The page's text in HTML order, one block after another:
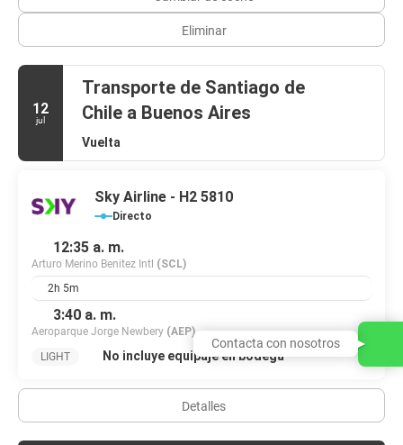
Eliminar
12
jul
Transporte de Santiago de
Chile a Buenos Aires
Vuelta
Sky Airline - H2 5810
Directo
12:35 a. m.
Arturo Merino Benitez Intl (SCL)
2h 5m
3:40 a. m.
Aeroparque Jorge Newbery (AEP)
LIGHT
No incluye equipaje en bodega
Detalles
Contacta con nosotros